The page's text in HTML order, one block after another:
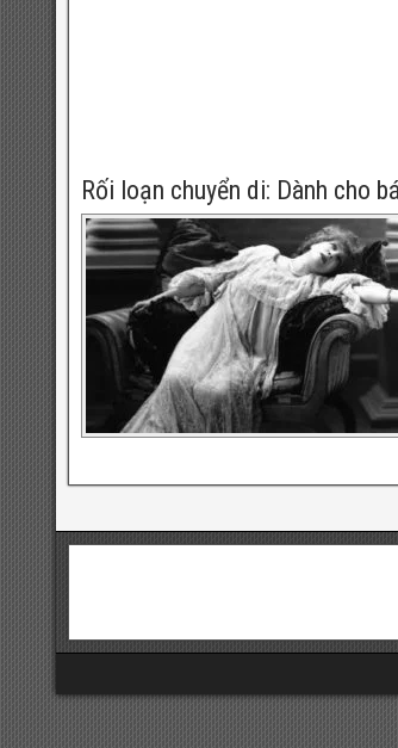
Rối loạn chuyển di: Dành cho